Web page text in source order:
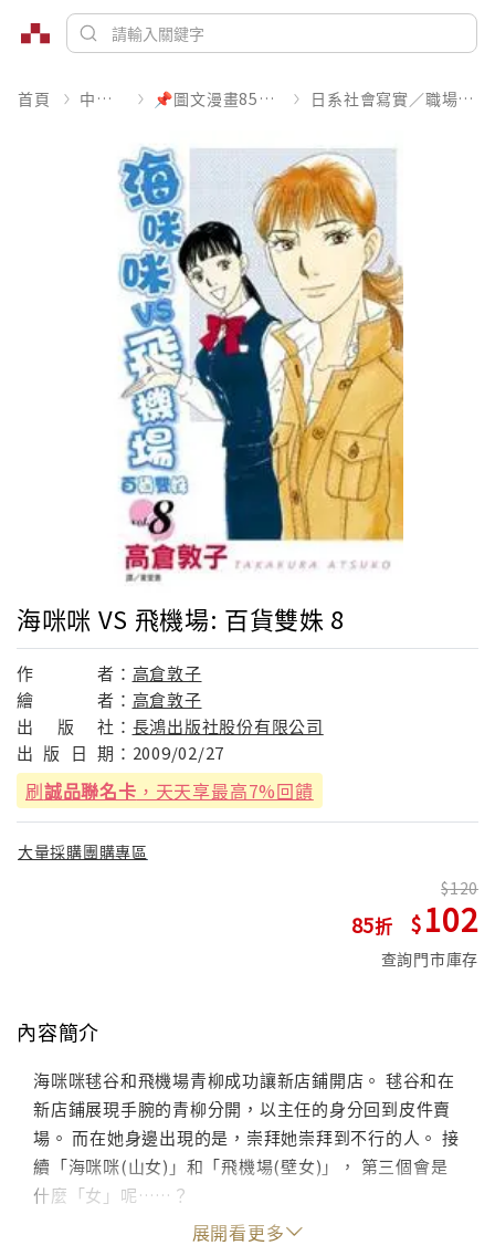
首頁 中文書 📌圖文漫畫85折起 日系社會寫實／職場職人
海咪咪 VS 飛機場: 百貨雙姝 8
作 者： 高倉敦子
繪
者： 高倉敦子
出
版 社： 長鴻出版社股份有限公司
出 版 日 期： 2009/02/27
刷誠品聯名卡 ，天天享最高7%回饋
大量採購團購專區
85
120
102
查詢門市庫存
內容簡介
海咪咪毬谷和飛機場青柳成功讓新店鋪開店。 毬谷和在
新店鋪展現手腕的青柳分開，以主任的身分回到皮件賣
場。 而在她身邊出現的是，崇拜她崇拜到不行的人。 接
續「海咪咪(山女)」和「飛機場(壁女)」， 第三個會是
什麼「女」呢……？
展開看更多